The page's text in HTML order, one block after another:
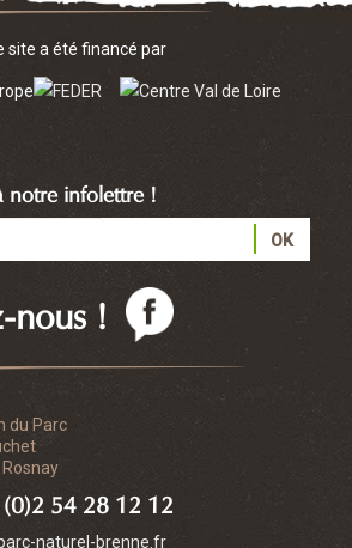
du Parc
54 28 12 12
naturel-brenne.fr
nous !
notre infolettre !
site a été financé par